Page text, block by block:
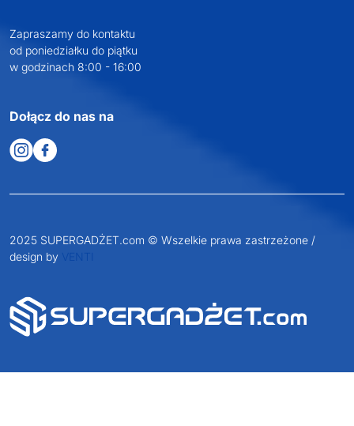
Zapraszamy do kontaktu
od poniedziałku do piątku
w godzinach 8:00 - 16:00
Dołącz do nas na
2025 SUPERGADŻET.com © Wszelkie prawa zastrzeżone /
design by VENTI